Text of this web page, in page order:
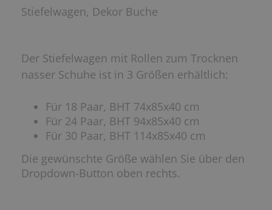
Stiefelwagen, Dekor Buche
Der Stiefelwagen mit Rollen zum Trocknen
nasser Schuhe ist in 3 Größen erhältlich:
Für 18 Paar, BHT 74x85x40 cm
Für 24 Paar, BHT 94x85x40 cm
Für 30 Paar, BHT 114x85x40 cm
Die gewünschte Größe wählen Sie über den
Dropdown-Button oben rechts.